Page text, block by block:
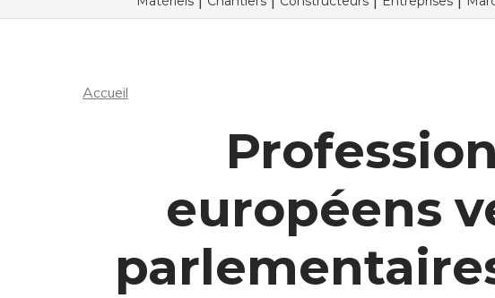
Accueil
européens